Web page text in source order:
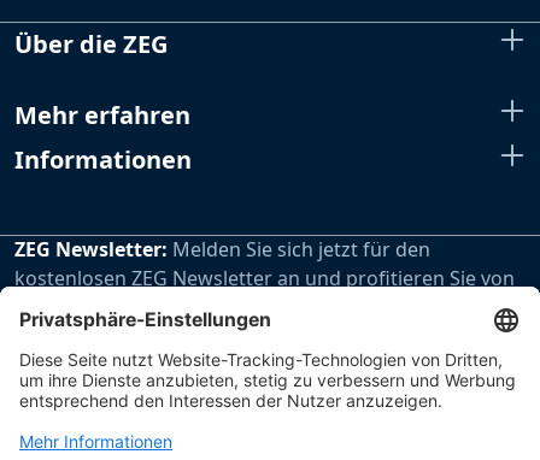
Über die ZEG
Mehr erfahren
Informationen
ZEG Newsletter: Melden Sie sich jetzt für den
kostenlosen ZEG Newsletter an und profitieren Sie von
den extra Vorteilen unseres regelmäßig erscheinenden
Newsletters.
Zur Newsletteranmeldung